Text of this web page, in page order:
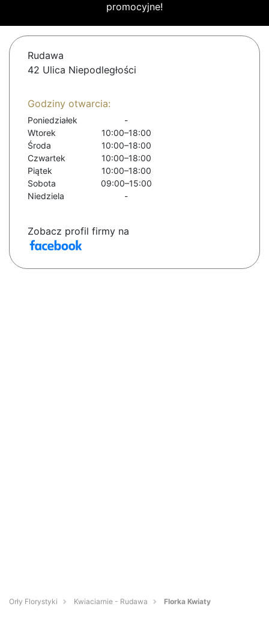
promocyjne!
Rudawa
42 Ulica Niepodległości
Godziny otwarcia:
Poniedziałek
-
Wtorek
10:00–18:00
Środa
10:00–18:00
Czwartek
10:00–18:00
Piątek
10:00–18:00
Sobota
09:00–15:00
Niedziela
-
Zobacz profil firmy na
Orły Florystyki Kwiaciarnie - Rudawa Florka Kwiaty